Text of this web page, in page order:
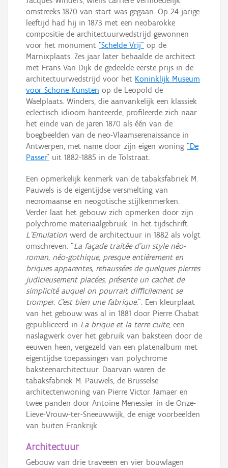
omstreeks 1870 van start was gegaan. Op 24-jarige
leeftijd had hij in 1873 met een neobarokke
compositie de architectuurwedstrijd gewonnen
voor het monument “Schelde Vrij” op de
Marnixplaats. Zes jaar later behaalde de architect
met Frans Van Dijk de gedeelde eerste prijs in de
architectuurwedstrijd voor het Koninklijk Museum
voor Schone Kunsten op de Leopold de
Waelplaats. Winders, die aanvankelijk een klassiek
eclectisch idioom hanteerde, profileerde zich naar
het einde van de jaren 1870 als één van de
boegbeelden van de neo-Vlaamserenaissance in
Antwerpen, met name door zijn eigen woning “De
Passer” uit 1882-1885 in de Tolstraat.
Een opmerkelijk kenmerk van de tabaksfabriek M.
Pauwels is de eigentijdse versmelting van
neoromaanse en neogotische stijlkenmerken.
Verder laat het gebouw zich opmerken door zijn
polychrome materiaalgebruik. In het tijdschrift
L’Emulation werd de architectuur in 1882 als volgt
omschreven: “La façade traitée d’un style néo-
roman, néo-gothique, presque entièrement en
briques apparentes, rehaussées de quelques pierres
judicieusement placées, présente un cachet de
simplicité auquel on pourrait difficilement se
tromper. C’est bien une fabrique.”. Een kleurplaat
van het gebouw was al in 1881 door Pierre Chabat
gepubliceerd in La brique et la terre cuite, een
naslagwerk over het gebruik van baksteen door de
eeuwen heen, vergezeld van een platenalbum met
eigentijdse toepassingen van polychrome
baksteenarchitectuur. Daarvan waren de
tabaksfabriek M. Pauwels, de Brusselse
architectenwoning van Pierre Victor Jamaer en
twee panden door Antoine Menessier in de Onze-
Lieve-Vrouw-ter-Sneeuwwijk, de enige voorbeelden
van buiten Frankrijk.
Architectuur
Gebouw van drie traveeën en vier bouwlagen